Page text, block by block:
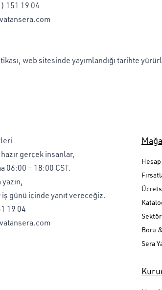
151 19 04
web sitesinde yayımlandığı tarihte
gerçek insanlar,
06:00 – 18:00 CST.
günü içinde yanıt vereceğiz.
19 04
Hesap
Boru
Sera